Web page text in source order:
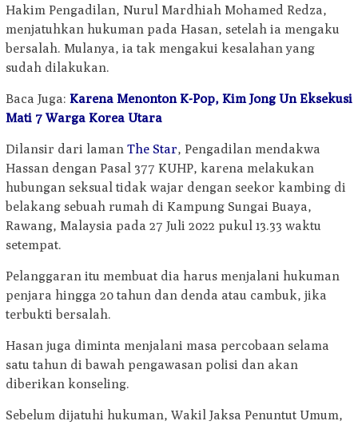
Hakim Pengadilan, Nurul Mardhiah Mohamed Redza,
menjatuhkan hukuman pada Hasan, setelah ia mengaku
bersalah. Mulanya, ia tak mengakui kesalahan yang
sudah dilakukan.
Baca Juga: Karena Menonton K-Pop, Kim Jong Un Eksekusi
Mati 7 Warga Korea Utara
Dilansir dari laman The Star, Pengadilan mendakwa
Hassan dengan Pasal 377 KUHP, karena melakukan
hubungan seksual tidak wajar dengan seekor kambing di
belakang sebuah rumah di Kampung Sungai Buaya,
Rawang, Malaysia pada 27 Juli 2022 pukul 13.33 waktu
setempat.
Pelanggaran itu membuat dia harus menjalani hukuman
penjara hingga 20 tahun dan denda atau cambuk, jika
terbukti bersalah.
Hasan juga diminta menjalani masa percobaan selama
satu tahun di bawah pengawasan polisi dan akan
diberikan konseling.
Sebelum dijatuhi hukuman, Wakil Jaksa Penuntut Umum,